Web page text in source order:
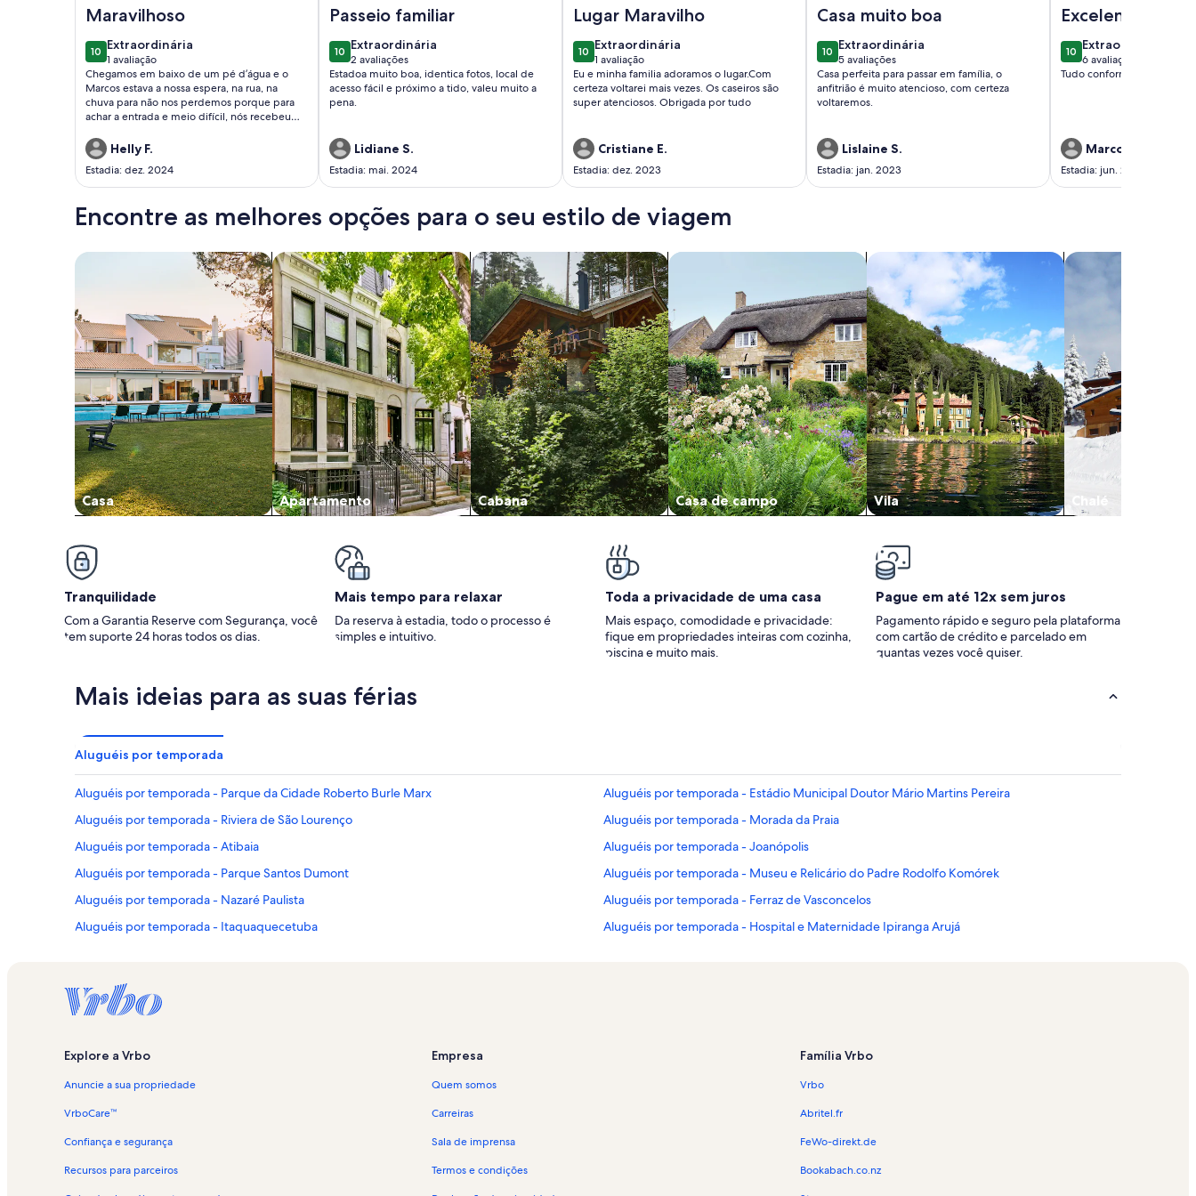
Maravilhoso
1010 de 10
Extraordinária
extraordinária
1 avaliação
(1
avaliação)
Chegamos em baixo de um pé d’água e o
Marcos estava a nossa espera, na rua, na
chuva para não nos perdemos porque para
achar a entrada e meio difícil, nós recebeu
organizada,com simplicidade mas totalmente
funcional, tem tudo o necessário para
cozinhar com conforto.Angélica também é
super atenciosa,a vista é divina, de tirar o
quer é paz e sossego achou o lugar certo.
Helly F.
Estadia: dez. 2024
Passeio familiar
1010 de 10
Extraordinária
extraordinária
2 avaliações
(2
avaliações)
Estadoa muito boa, identica fotos, local de
acesso fácil e próximo a tido, valeu muito a
pena.
Lidiane S.
Estadia: mai. 2024
Lugar Maravilho
1010 de 10
Extraordinária
extraordinária
1 avaliação
(1
avaliação)
Eu e minha familia adoramos o lugar.Com
certeza voltarei mais vezes. Os caseiros são
super atenciosos. Obrigada por tudo
Cristiane E.
Estadia: dez. 2023
Casa muito boa
1010 de 10
Extraordinária
extraordinária
5 avaliações
(5
avaliações)
Casa perfeita para passar em família, o
anfitrião é muito atencioso, com certeza
voltaremos.
Lislaine S.
Estadia: jan. 2023
Excelente
1010 de 10
Extraordinária
extraordinária
6 avaliações
(6
Tudo conforme anúncio...
Marcos A.
Estadia: jun. 2022
Encontre as melhores opções para o seu estilo de viagem
Casa
Busque casas
Apartamento
Busque apartamentos
Cabana
buscar cabanas
Casa de campo
buscar casas de campo
Vila
buscar vilas
Chalé
buscar chalés
Tranquilidade
Com a Garantia Reserve com Segurança, você
tem suporte 24 horas todos os dias.
Mais tempo para relaxar
Da reserva à estadia, todo o processo é
simples e intuitivo.
Toda a privacidade de uma casa
Mais espaço, comodidade e privacidade:
fique em propriedades inteiras com cozinha,
piscina e muito mais.
Pague em até 12x sem juros
Pagamento rápido e seguro pela plataforma
com cartão de crédito e parcelado em
quantas vezes você quiser.
Mais ideias para as suas férias
Aluguéis por temporada
Aluguéis por temporada - Parque da Cidade Roberto Burle Marx
Aluguéis por temporada - Estádio Municipal Doutor Mário Martins Pereira
Aluguéis por temporada - Riviera de São Lourenço
Aluguéis por temporada - Morada da Praia
Aluguéis por temporada - Atibaia
Aluguéis por temporada - Joanópolis
Aluguéis por temporada - Parque Santos Dumont
Aluguéis por temporada - Museu e Relicário do Padre Rodolfo Komórek
Aluguéis por temporada - Nazaré Paulista
Aluguéis por temporada - Ferraz de Vasconcelos
Aluguéis por temporada - Itaquaquecetuba
Aluguéis por temporada - Hospital e Maternidade Ipiranga Arujá
Aluguéis por temporada - São José dos Campos
Aluguéis por temporada - Guararema
Aluguéis por temporada - Hospital viValle
Aluguéis por temporada - Mogi das Cruzes
Aluguéis por temporada - Parque Municipal Ilha Grande
Aluguéis por temporada - Santos Dumont Hospital
Aluguéis por temporada - Morro Grande
Aluguéis por temporada - Juquehy
Aluguéis por temporada - Hospital e Maternidade Policlin
Explore a Vrbo
Anuncie a sua propriedade
VrboCare™
Confiança e segurança
Recursos para parceiros
Empresa
Quem somos
Carreiras
Sala de imprensa
Termos e condições
Família Vrbo
Vrbo
Abritel.fr
FeWo-direkt.de
Bookabach.co.nz